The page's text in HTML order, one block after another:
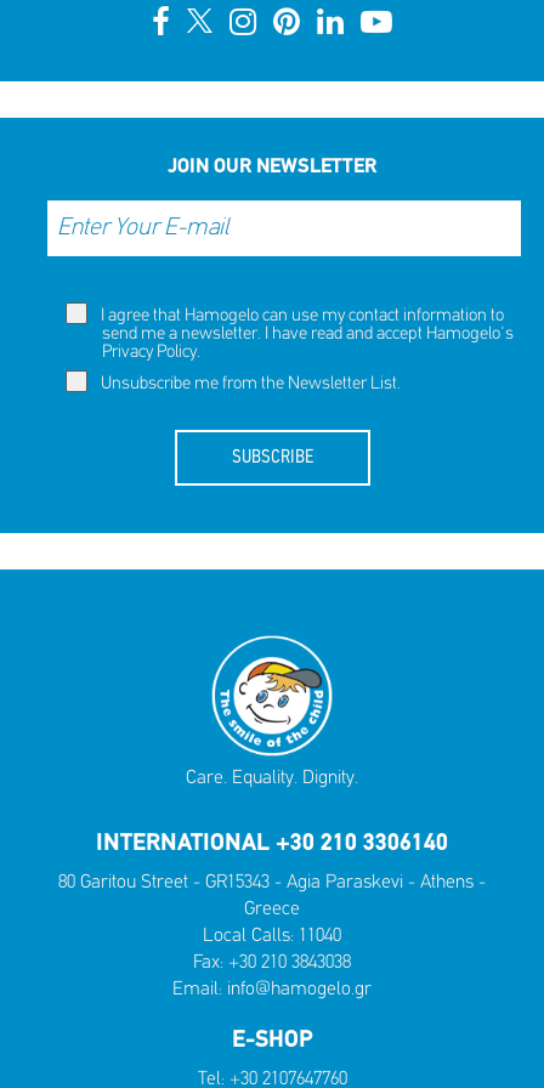
JOIN OUR NEWSLETTER
I agree that Hamogelo can use my contact information to
send me a newsletter. I have read and accept Hamogelo's
Privacy Policy.
Unsubscribe me from the Newsletter List.
SUBSCRIBE
Care. Equality. Dignity.
INTERNATIONAL +30 210 3306140
80 Garitou Street - GR15343 - Agia Paraskevi - Athens -
Greece
Local Calls: 11040
Fax: +30 210 3843038
Email: info@hamogelo.gr
E-SHOP
Tel: +30 2107647760